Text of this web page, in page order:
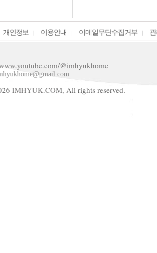
개인정보 이용안내 이메일무단수집거부
@imhyukhome
IMHYUK.COM, All rights reserved.